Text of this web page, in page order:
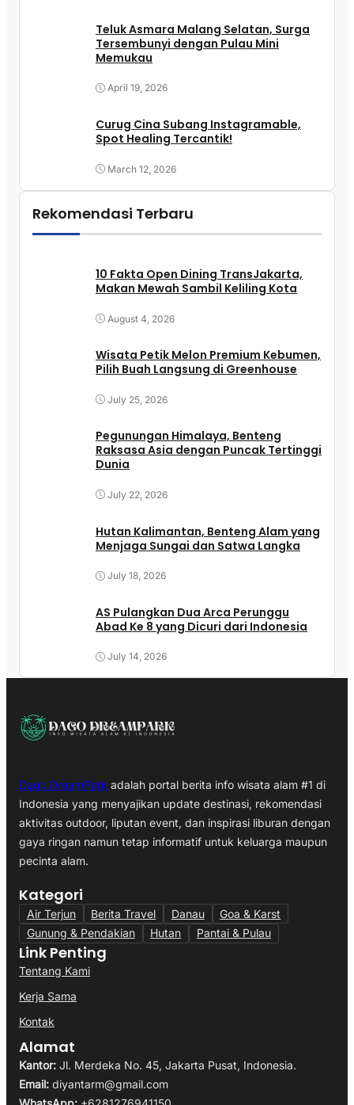
Teluk Asmara Malang Selatan, Surga
Tersembunyi dengan Pulau Mini
Memukau
April 19, 2026
Curug Cina Subang Instagramable,
Spot Healing Tercantik!
March 12, 2026
Rekomendasi Terbaru
10 Fakta Open Dining TransJakarta,
Makan Mewah Sambil Keliling Kota
August 4, 2026
Wisata Petik Melon Premium Kebumen,
Pilih Buah Langsung di Greenhouse
July 25, 2026
Pegunungan Himalaya, Benteng
Raksasa Asia dengan Puncak Tertinggi
Dunia
July 22, 2026
Hutan Kalimantan, Benteng Alam yang
Menjaga Sungai dan Satwa Langka
July 18, 2026
AS Pulangkan Dua Arca Perunggu
Abad Ke 8 yang Dicuri dari Indonesia
July 14, 2026
Dago DreamPark adalah portal berita info wisata alam #1 di
Indonesia yang menyajikan update destinasi, rekomendasi
aktivitas outdoor, liputan event, dan inspirasi liburan dengan
gaya ringan namun tetap informatif untuk keluarga maupun
pecinta alam.
Kategori
Air Terjun Berita Travel Danau
Goa & Karst
Gunung & Pendakian
Hutan Pantai & Pulau
Link Penting
Tentang Kami
Kerja Sama
Kontak
Alamat
Kantor: Jl. Merdeka No. 45, Jakarta Pusat, Indonesia.
Email: diyantarm@gmail.com